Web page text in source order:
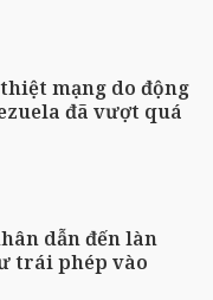
mạng do động
đã vượt quá
dẫn đến làn
trái phép vào